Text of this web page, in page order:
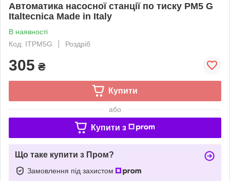
Автоматика насосної станції по тиску PM5 G
Italtecnica Made in Italy
В наявності
Код: ITPM5G
Роздріб
305 ₴
Купити
або
Купити з
Що таке купити з Пром?
Замовлення під захистом